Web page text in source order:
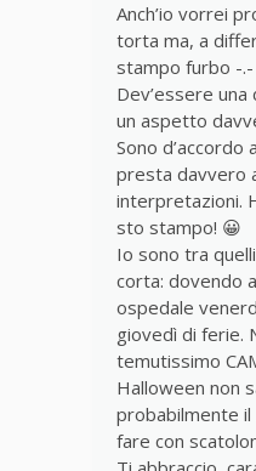
Anch’io vorrei
torta ma, a
stampo furbo -.-
Dev’essere una
un aspetto
Sono d’accordo
presta davvero
interpretazioni.
sto stampo! 😀
Io sono tra
corta: dovendo
ospedale
giovedì di ferie.
temutissimo
Halloween non
probabilmente
fare con